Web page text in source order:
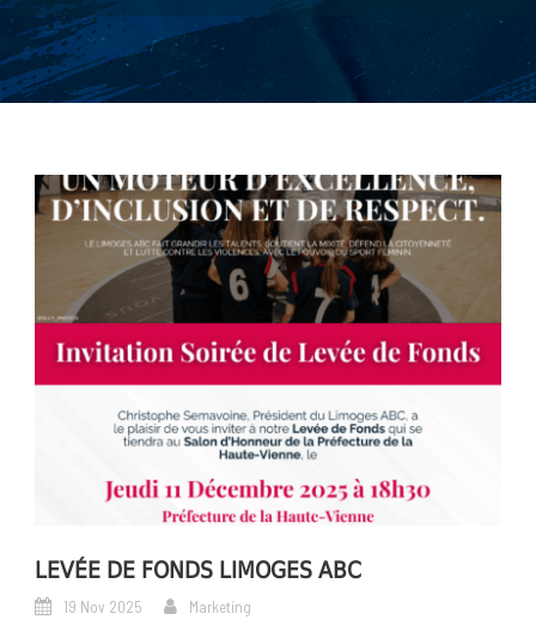
LEVÉE DE FONDS LIMOGES ABC
19 Nov 2025 Marketing